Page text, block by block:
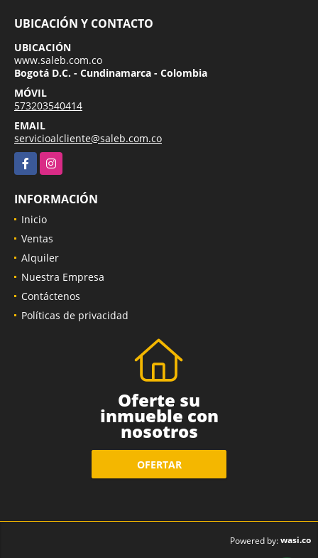
UBICACIÓN Y CONTACTO
UBICACIÓN
www.saleb.com.co
Bogotá D.C. - Cundinamarca - Colombia
MÓVIL
573203540414
EMAIL
servicioalcliente@saleb.com.co
FacebookInstagram
INFORMACIÓN
Inicio
Ventas
Alquiler
Nuestra Empresa
Contáctenos
Políticas de privacidad
Oferte su
inmueble con
nosotros
OFERTAR
Powered by:wasi.co